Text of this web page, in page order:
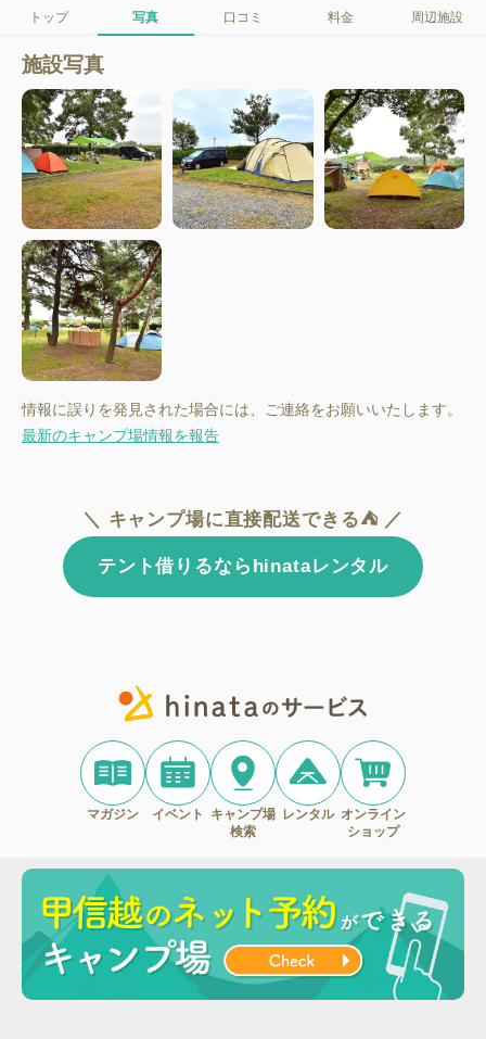
トップ 写真 口コミ 料金 周辺施設
施設写真
情報に誤りを発見された場合には、ご連絡をお願いいたします。
最新のキャンプ場情報を報告
＼ キャンプ場に直接配送できる⛺ ／
テント借りるならhinataレンタル
マガジン イベント
キャンプ場
検索
レンタル オンライン
ショップ